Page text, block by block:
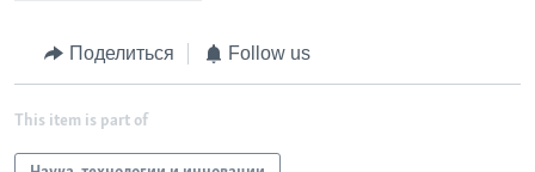
Поделиться Follow us
This item is part of